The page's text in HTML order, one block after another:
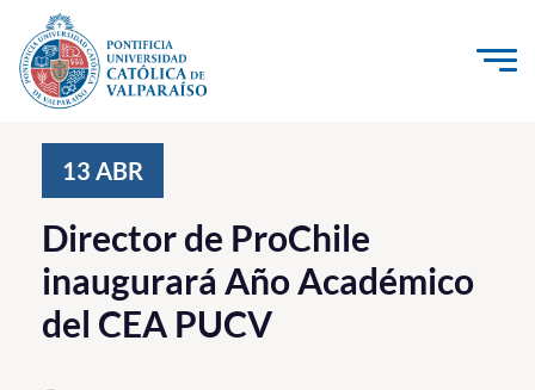
Click acá para ir directamente al contenido
Investigación, Creación e Innovación
PUCV Internacional
Vinculación con el Medio
13 ABR
Director de ProChile
inaugurará Año Académico
del CEA PUCV